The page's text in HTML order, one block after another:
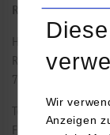
Wir
Anzeigen
Herdweg 21
Raum: 106
70174
Fax: 0711/1849-644